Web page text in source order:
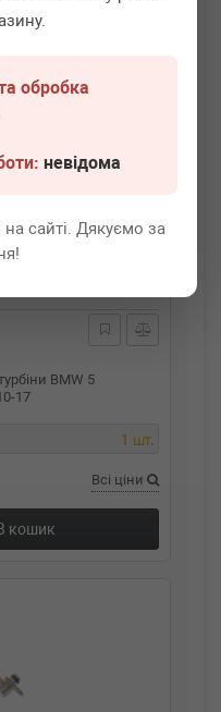
обробка
невідома
сайті. Дякуємо за
В кошик
BMW 5
17
1 шт.
Всі ціни
кошик